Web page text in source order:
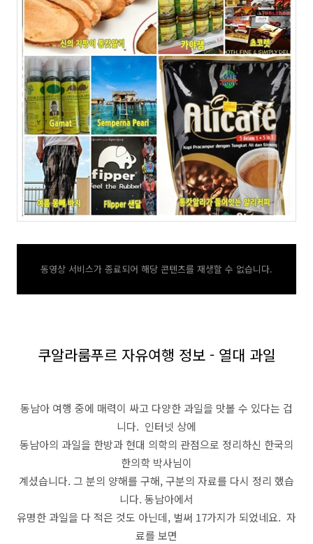
동영상 서비스가 종료되어 해당 콘텐츠를 재생할 수 없습니다.
쿠알라룸푸르 자유여행 정보 - 열대 과일
동남아 여행 중에 매력이 싸고 다양한 과일을 맛볼 수 있다는 겁
니다. 인터넷 상에
동남아의 과일을 한방과 현대 의학의 관점으로 정리하신 한국의
한의학 박사님이
계셨습니다. 그 분의 양해를 구해, 구분의 자료를 다시 정리 했습
니다. 동남아에서
유명한 과일을 다 적은 것도 아닌데, 벌써 17가지가 되었네요. 자
료를 보면